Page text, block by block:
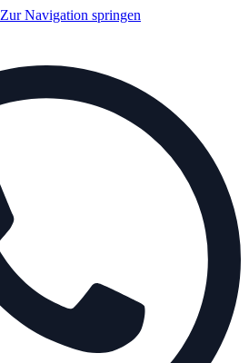
Zur Navigation springen